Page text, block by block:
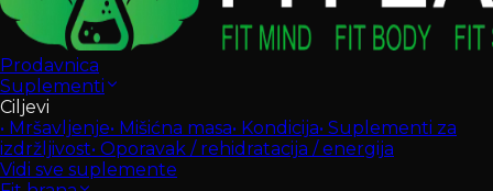
Prodavnica
Suplementi
Ciljevi
• Mršavljenje• Mišićna masa• Kondicija• Suplementi za
izdržljivost• Oporavak / rehidratacija / energija
Vidi sve suplemente